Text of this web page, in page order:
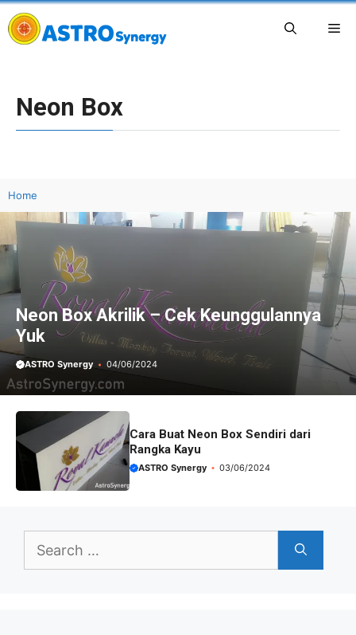
Skip
to
Neon Box
Home
Neon Box Akrilik – Cek Keunggulannya
Yuk
ASTRO Synergy 04/06/2024
Cara Buat Neon Box Sendiri dari
Rangka Kayu
ASTRO Synergy 03/06/2024
Search